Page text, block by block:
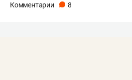
Комментарии 8